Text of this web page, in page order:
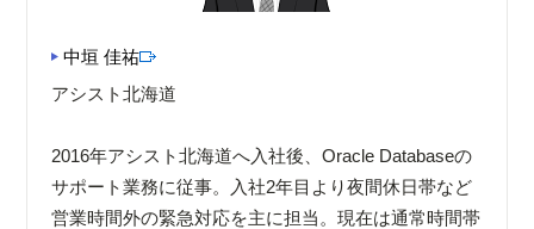
中垣 佳祐
アシスト北海道
2016年アシスト北海道へ入社後、Oracle Databaseの
サポート業務に従事。入社2年目より夜間休日帯など
営業時間外の緊急対応を主に担当。現在は通常時間帯